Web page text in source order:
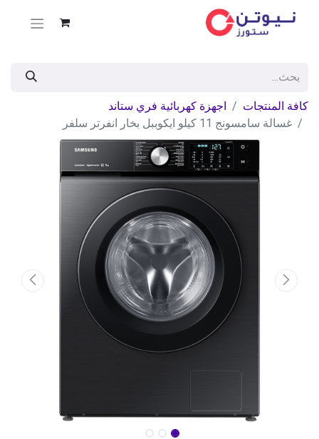
كافة المنتجات
اجهزة كهربائية فري ستاند
غسالة سامسونج 11 كيلو ايكوببل بخار انفرتر سلفر